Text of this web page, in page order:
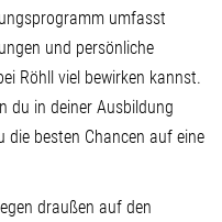
umfasst
und persönliche
Röhll viel bewirken kannst.
du in deiner Ausbildung
besten Chancen auf eine
draußen auf den